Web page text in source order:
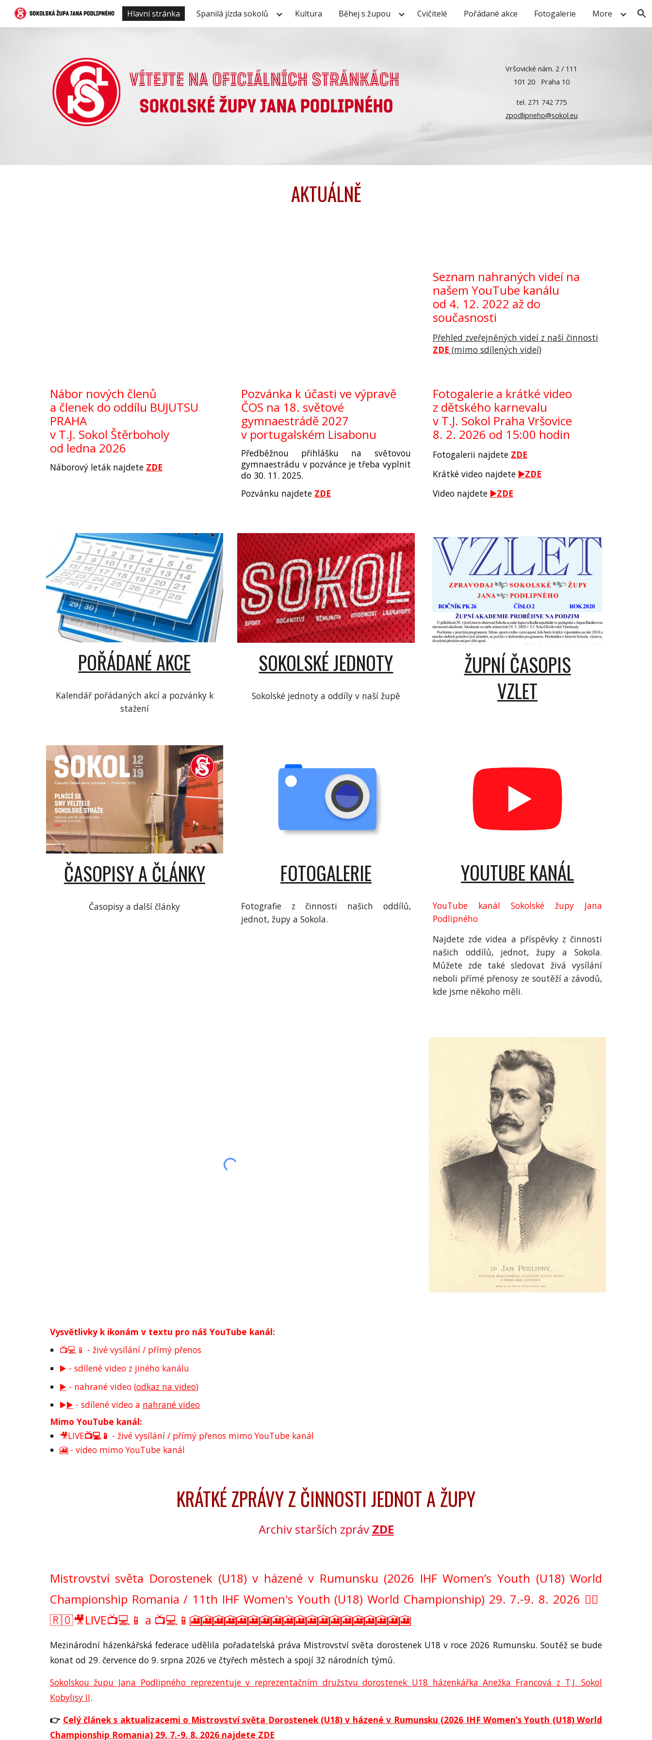
Skip to main content Skip to navigation
Hlavní stránka Spanilá jízda sokolů Kultura Běhej s župou Cvičitelé Pořádané akce Fotogalerie More
Vršovické nám. 2 / 111
101 20 Praha 10
tel. 271 742 775
zpodlipneho@sokol.eu
AKTUÁLNĚ
Seznam nahraných videí na
našem YouTube kanálu
od 4. 12. 2022 až do
současnosti
Přehled zveřejněných videí z naší činnosti
ZDE (mimo sdílených videí)
Nábor nových členů
a členek do oddílu BUJUTSU
PRAHA
v T.J. Sokol Štěrboholy
od ledna 2026
Náborový leták najdete ZDE
Pozvánka k účasti ve výpravě
ČOS na 18. světové
gymnaestrádě 2027
v portugalském Lisabonu
Předběžnou přihlášku na světovou
gymnaestrádu v pozvánce je třeba vyplnit
do 30. 11. 2025.
Pozvánku najdete ZDE
Fotogalerie a krátké video
z dětského karnevalu
v T.J. Sokol Praha Vršovice
8. 2. 2026 od 15:00 hodin
Fotogalerii najdete ZDE
Krátké video najdete ▶️ZDE
Video najdete ▶️ZDE
POŘÁDANÉ AKCE
Kalendář pořádaných akcí a pozvánky k
stažení
SOKOLSKÉ JEDNOTY
Sokolské jednoty a oddíly v naší župě
ŽUPNÍ ČASOPIS
VZLET
ČASOPISY A ČLÁNKY
Časopisy a další články
FOTOGALERIE
Fotografie z činnosti našich oddílů,
jednot, župy a Sokola.
YOUTUBE KANÁL
YouTube kanál Sokolskéžupy Jana
Podlipného
Najdete zde videa a příspěvky z činnosti
našich oddílů, jednot, župy a Sokola.
Můžete zde také sledovat živá vysílání
neboli přímé přenosy ze soutěží a závodů,
kde jsme někoho měli.
Vysvětlivky k ikonám v textu pro náš YouTube kanál:
📺💻📱 - živé vysílání / přímý přenos
▶️ - sdílené video z jiného kanálu
▶️ - nahrané video (odkaz na video)
▶️▶️ - sdílené video a nahrané video
Mimo YouTube kanál:
🎥LIVE📺💻📱 - živé vysílání / přímý přenos mimo YouTube kanál
🎦 - video mimo YouTube kanál
KRÁTKÉ ZPRÁVY Z ČINNOSTI JEDNOT A ŽUPY
Archiv starších zpráv ZDE
Mistrovství světa Dorostenek (U18) v házené v Rumunsku (2026 IHF Women’s Youth (U18) World
Championship Romania / 11th IHF Women's Youth (U18) World Championship) 29. 7.-9. 8. 2026 🤾‍♀️
🇷🇴🎥LIVE📺💻📱 a 📺💻📱 🎦🎦🎦🎦🎦🎦🎦🎦🎦🎦🎦🎦🎦🎦🎦🎦🎦🎦🎦
Mezinárodní házenkářská federace udělila pořadatelská práva Mistrovství světa dorostenek U18 v roce 2026 Rumunsku. Soutěž se bude
konat od 29. července do 9. srpna 2026 ve čtyřech městech a spojí 32 národních týmů.
Sokolskou župu Jana Podlipného reprezentuje v reprezentačním družstvu dorostenek U18 házenkářka Anežka Francová z T.J. Sokol
Kobylisy II.
👉 Celý článek s aktualizacemi o Mistrovství světa Dorostenek(U18) v házené v Rumunsku (2026 IHF Women’s Youth (U18) World
Championship Romania) 29. 7.-9. 8. 2026 najdete ZDE